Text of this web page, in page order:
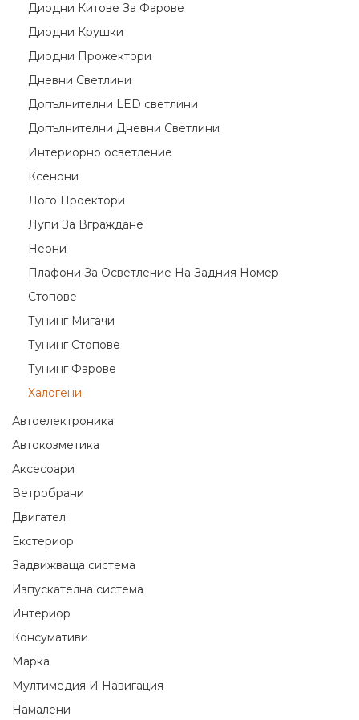
Диодни Китове За Фарове
Диодни Крушки
Диодни Прожектори
Дневни Светлини
Допълнителни LED светлини
Допълнителни Дневни Светлини
Интериорно осветление
Ксенони
Лого Проектори
Лупи За Вграждане
Неони
Плафони За Осветление На Задния Номер
Стопове
Тунинг Мигачи
Тунинг Стопове
Тунинг Фарове
Халогени
Автоелектроника
Автокозметика
Аксесоари
Ветробрани
Двигател
Екстериор
Задвижваща система
Изпускателна система
Интериор
Консумативи
Марка
Мултимедия И Навигация
Намалени